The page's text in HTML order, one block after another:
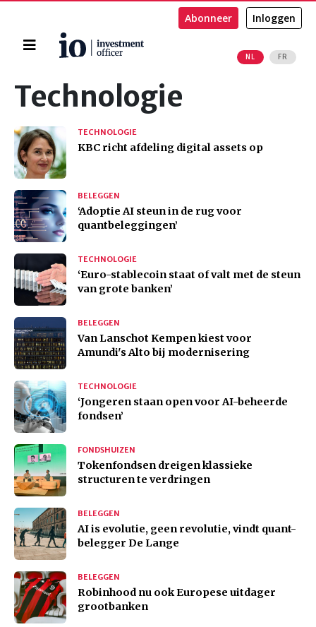
Home
NL FR
Abonneer Inloggen
Technologie
TECHNOLOGIE
KBC richt afdeling digital assets op
BELEGGEN
‘Adoptie AI steun in de rug voor
quantbeleggingen’
TECHNOLOGIE
‘Euro-stablecoin staat of valt met de steun
van grote banken’
BELEGGEN
Van Lanschot Kempen kiest voor
Amundi's Alto bij modernisering
TECHNOLOGIE
‘Jongeren staan open voor AI-beheerde
fondsen’
FONDSHUIZEN
Tokenfondsen dreigen klassieke
structuren te verdringen
BELEGGEN
AI is evolutie, geen revolutie, vindt quant-
belegger De Lange
BELEGGEN
Robinhood nu ook Europese uitdager
grootbanken